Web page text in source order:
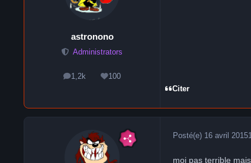
astronono
Administrators
1,2k
messages100
Réputation
Citer
Posté(e) 16 avril 2015
moi pas terrible